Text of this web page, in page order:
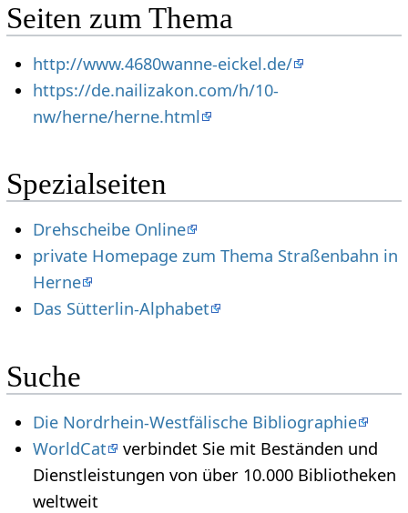
Seiten zum Thema
http://www.4680wanne-eickel.de/
https://de.nailizakon.com/h/10-
nw/herne/herne.html
Spezialseiten
Drehscheibe Online
private Homepage zum Thema Straßenbahn in
Herne
Das Sütterlin-Alphabet
Suche
Die Nordrhein-Westfälische Bibliographie
WorldCat
verbindet Sie mit Beständen und
Dienstleistungen von über 10.000 Bibliotheken
weltweit